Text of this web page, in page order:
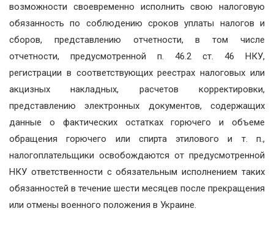
возможности своевременно исполнить свою налоговую
обязанность по соблюдению сроков уплаты налогов и
сборов, представлению отчетности, в том числе
отчетности, предусмотренной п. 46.2 ст. 46 НКУ,
регистрации в соответствующих реестрах налоговых или
акцизных накладных, расчетов корректировки,
представлению электронных документов, содержащих
данные о фактических остатках горючего и объеме
обращения горючего или спирта этилового и т. п.,
налогоплательщики освобождаются от предусмотренной
НКУ ответственности с обязательным исполнением таких
обязанностей в течение шести месяцев после прекращения
или отмены военного положения в Украине.